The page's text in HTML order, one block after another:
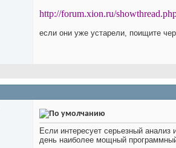
http://forum.xion.ru/
если они уже устарели, поищите
Если интересует серьезный
день наиболее мощный